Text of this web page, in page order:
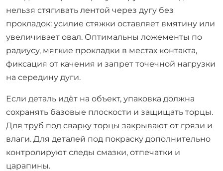
нельзя стягивать лентой через дугу без
прокладок: усилие стяжки оставляет вмятину или
увеличивает овал. Оптимальны ложементы по
радиусу, мягкие прокладки в местах контакта,
фиксация от качения и запрет точечной нагрузки
на середину дуги.
Если деталь идёт на объект, упаковка должна
сохранять базовые плоскости и защищать торцы.
Для труб под сварку торцы закрывают от грязи и
влаги. Для деталей под покраску дополнительно
контролируют следы смазки, отпечатки и
царапины.